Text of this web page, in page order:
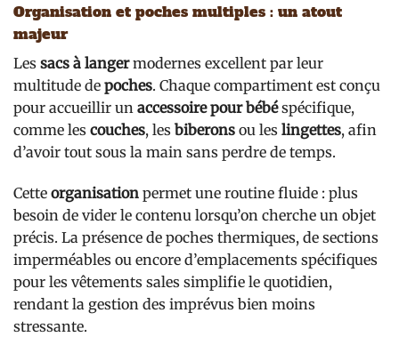
Organisation et poches multiples : un atout
majeur
Les sacs à langermodernes excellent par leur
multitude de poches. Chaque compartiment est conçu
pour accueillir un accessoire pour bébéspécifique,
comme les couches, les biberons ou les lingettes, afin
d’avoir tout sous la main sans perdre de temps.
Cette organisation permet une routine fluide : plus
besoin de vider le contenu lorsqu’on cherche un objet
précis. La présence de poches thermiques, de sections
imperméables ou encore d’emplacements spécifiques
pour les vêtements sales simplifie le quotidien,
rendant la gestion des imprévus bien moins
stressante.